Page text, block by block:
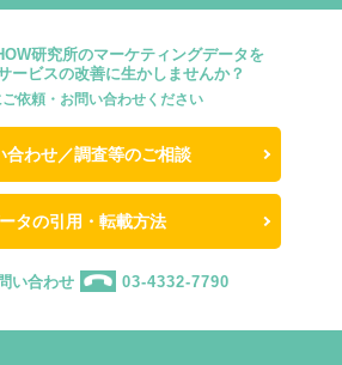
研究所のマーケティングデータを
ービスの改善に生かしませんか？
依頼・お問い合わせください
合わせ／調査等のご相談
タの引用・転載方法
い合わせ 03-4332-7790